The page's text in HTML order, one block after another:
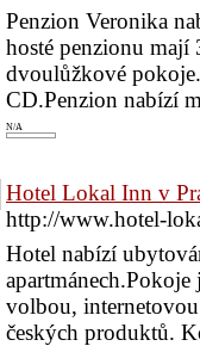
Penzion Veronika
hosté penzionu
dvoulůžkové
CD.Penzion nabízí
N/A
Hotel Lokal Inn v
http://www.hotel-
Hotel nabízí
volbou,
českých produktů.